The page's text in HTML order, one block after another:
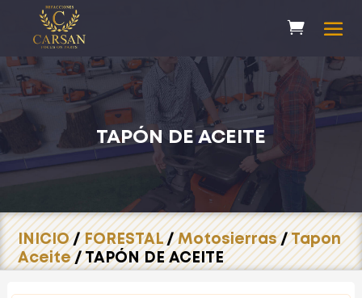
TAPÓN DE ACEITE
INICIO/FORESTAL/Motosierras/Tapon
Aceite/ TAPÓN DE ACEITE